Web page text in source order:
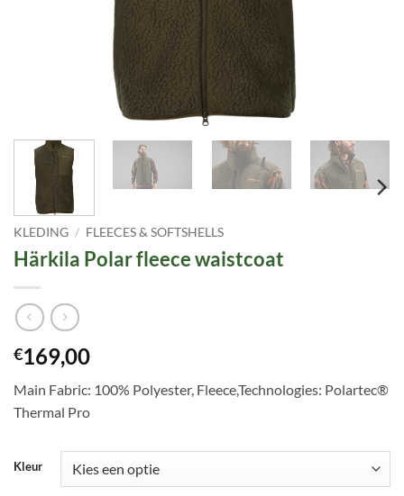
KLEDING / FLEECES & SOFTSHELLS
Härkila Polar fleece waistcoat
€169,00
Main Fabric: 100% Polyester, Fleece,Technologies: Polartec®
Thermal Pro
Kleur